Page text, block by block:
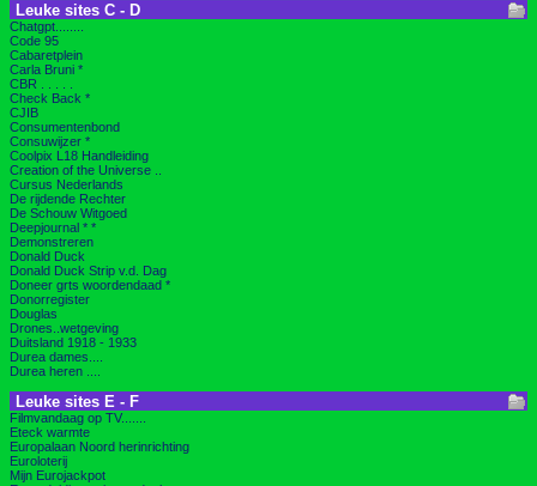
Leuke sites C - D
Chatgpt........
Code 95
Cabaretplein
Carla Bruni *
CBR . . . . .
Check Back *
CJIB
Consumentenbond
Consuwijzer *
Coolpix L18 Handleiding
Creation of the Universe ..
Cursus Nederlands
De rijdende Rechter
De Schouw Witgoed
Deepjournal * *
Demonstreren
Donald Duck
Donald Duck Strip v.d. Dag
Doneer grts woordendaad *
Donorregister
Douglas
Drones..wetgeving
Duitsland 1918 - 1933
Durea dames....
Durea heren ....
Leuke sites E - F
Filmvandaag op TV.......
Eteck warmte
Europalaan Noord herinrichting
Euroloterij
Mijn Eurojackpot